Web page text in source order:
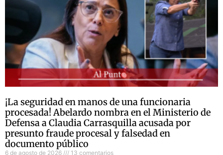
¡La seguridad en manos de una funcionaria
procesada! Abelardo nombra en el Ministerio de
Defensa a Claudia Carrasquilla acusada por
presunto fraude procesal y falsedad en
documento público
6 de agosto de 2026 13 comentarios